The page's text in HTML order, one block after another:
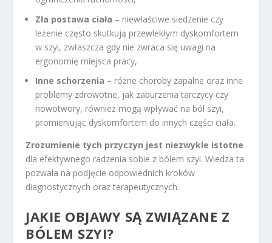
Zła postawa ciała – niewłaściwe siedzenie czy
leżenie często skutkują przewlekłym dyskomfortem
w szyi, zwłaszcza gdy nie zwraca się uwagi na
ergonomię miejsca pracy,
Inne schorzenia – różne choroby zapalne oraz inne
problemy zdrowotne, jak zaburzenia tarczycy czy
nowotwory, również mogą wpływać na ból szyi,
promieniując dyskomfortem do innych części ciała.
Zrozumienie tych przyczyn jest niezwykle istotne
dla efektywnego radzenia sobie z bólem szyi. Wiedza ta
pozwala na podjęcie odpowiednich kroków
diagnostycznych oraz terapeutycznych.
JAKIE OBJAWY SĄ ZWIĄZANE Z
BÓLEM SZYI?